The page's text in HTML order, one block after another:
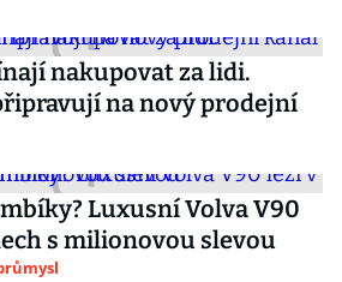
nakupovat za lidi.
na nový prodejní
Luxusní Volva V90
s milionovou slevou